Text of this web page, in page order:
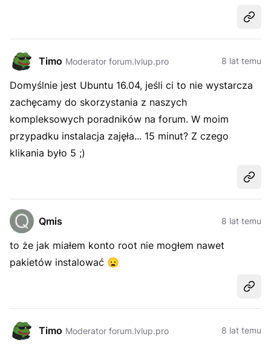
Timo Moderator forum.lvlup.pro 8 lat temu
Domyślnie jest Ubuntu 16.04, jeśli ci to nie wystarcza
zachęcamy do skorzystania z naszych
kompleksowych poradników na forum. W moim
przypadku instalacja zajęła... 15 minut? Z czego
klikania było 5 ;)
Qmis 8 lat temu
to że jak miałem konto root nie mogłem nawet
pakietów instalować 😦
Timo Moderator forum.lvlup.pro 8 lat temu